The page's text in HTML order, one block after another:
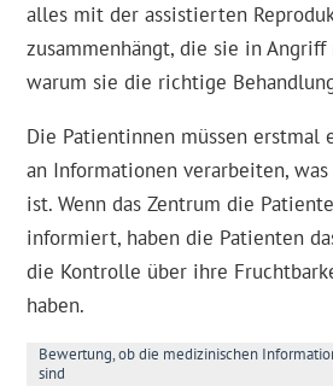
alles mit der assistierten
zusammenhängt, die sie in
warum sie die richtige
Die Patientinnen müssen erstmal
an Informationen verarbeiten,
ist. Wenn das Zentrum die
informiert, haben die Patienten
die Kontrolle über ihre
haben.
Bewertung, ob die medizinischen
sind